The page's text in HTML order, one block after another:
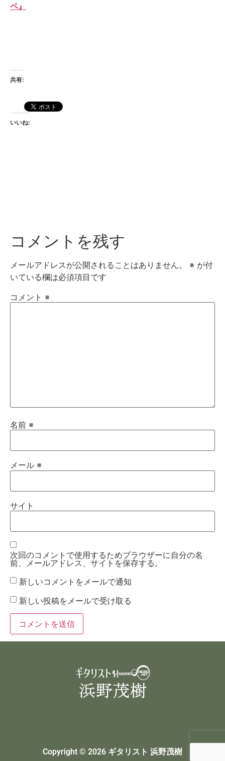
ベ』
共有:
いいね:
コメントを残す
メールアドレスが公開されることはありません。 ※ が付
いている欄は必須項目です
コメント ※
名前 ※
メール ※
サイト
次回のコメントで使用するためブラウザーに自分の名
前、メールアドレス、サイトを保存する。
新しいコメントをメールで通知
新しい投稿をメールで受け取る
Copyright © 2026 ギタリスト 浜野茂樹